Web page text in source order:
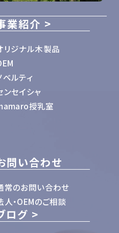
業紹介
リジナル木製品
ベルティ
ンセイシャ
授乳室
問い合わせ
常のお問い合わせ
人・OEMのご相談
ログ